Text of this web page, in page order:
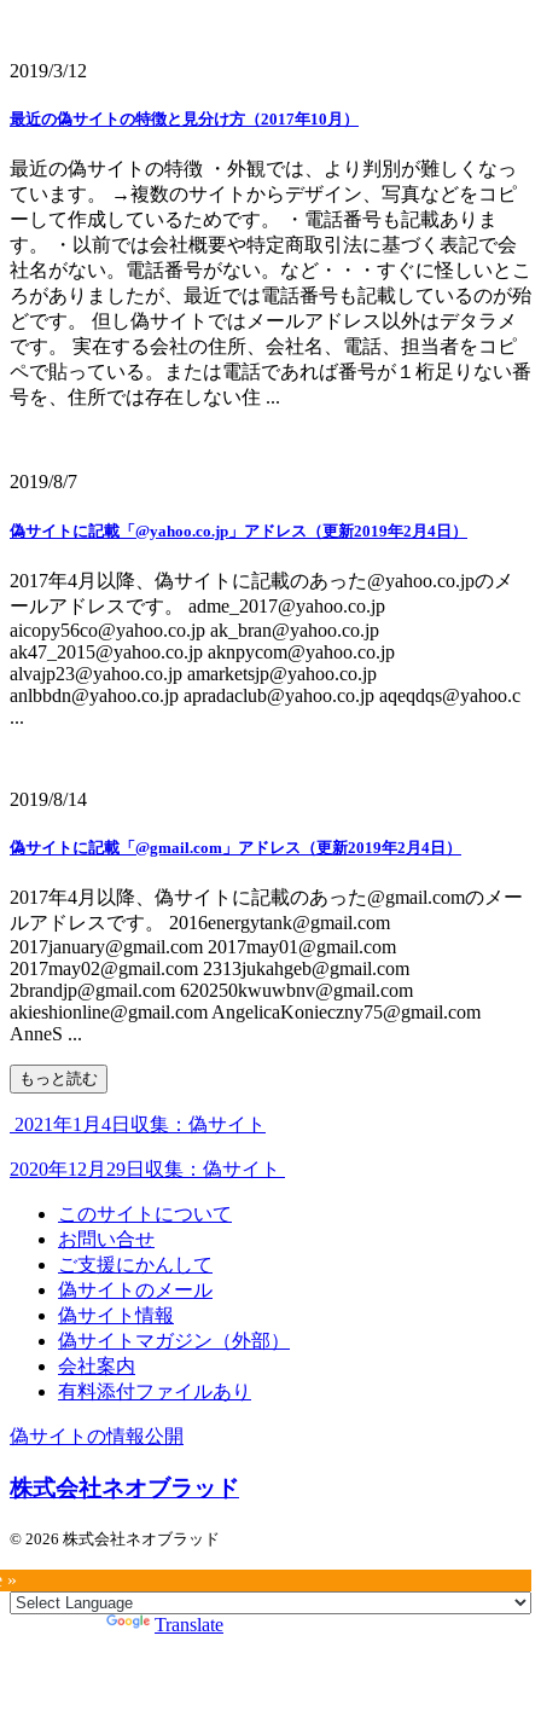
2019/3/12
最近の偽サイトの特徴と見分け方（2017年10月）
最近の偽サイトの特徴 ・外観では、より判別が難しくなっ
ています。 →複数のサイトからデザイン、写真などをコピ
ーして作成しているためです。 ・電話番号も記載ありま
す。 ・以前では会社概要や特定商取引法に基づく表記で会
社名がない。電話番号がない。など・・・すぐに怪しいとこ
ろがありましたが、最近では電話番号も記載しているのが殆
どです。 但し偽サイトではメールアドレス以外はデタラメ
です。 実在する会社の住所、会社名、電話、担当者をコピ
ペで貼っている。または電話であれば番号が１桁足りない番
号を、住所では存在しない住 ...
2019/8/7
偽サイトに記載「@yahoo.co.jp」アドレス（更新2019年2月4日）
2017年4月以降、偽サイトに記載のあった@yahoo.co.jpのメ
ールアドレスです。 adme_2017@yahoo.co.jp
aicopy56co@yahoo.co.jp ak_bran@yahoo.co.jp
ak47_2015@yahoo.co.jp aknpycom@yahoo.co.jp
alvajp23@yahoo.co.jp amarketsjp@yahoo.co.jp
anlbbdn@yahoo.co.jp apradaclub@yahoo.co.jp aqeqdqs@yahoo.c
...
2019/8/14
偽サイトに記載「@gmail.com」アドレス（更新2019年2月4日）
2017年4月以降、偽サイトに記載のあった@gmail.comのメー
ルアドレスです。 2016energytank@gmail.com
2017january@gmail.com 2017may01@gmail.com
2017may02@gmail.com 2313jukahgeb@gmail.com
2brandjp@gmail.com 620250kwuwbnv@gmail.com
akieshionline@gmail.com AngelicaKonieczny75@gmail.com
AnneS ...
もっと読む
2021年1月4日収集：偽サイト
2020年12月29日収集：偽サイト
このサイトについて
お問い合せ
ご支援にかんして
偽サイトのメール
偽サイト情報
偽サイトマガジン（外部）
会社案内
有料添付ファイルあり
偽サイトの情報公開
株式会社ネオブラッド
© 2026 株式会社ネオブラッド
»
Translate